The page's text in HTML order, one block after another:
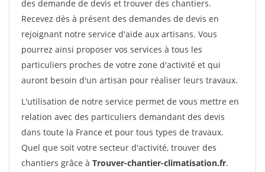
des demande de devis et trouver des chantiers.
Recevez dès à présent des demandes de devis en
rejoignant notre service d'aide aux artisans. Vous
pourrez ainsi proposer vos services à tous les
particuliers proches de votre zone d'activité et qui
auront besoin d'un artisan pour réaliser leurs travaux.
L'utilisation de notre service permet de vous mettre en
relation avec des particuliers demandant des devis
dans toute la France et pour tous types de travaux.
Quel que soit votre secteur d'activité, trouver des
chantiers grâce à Trouver-chantier-climatisation.fr.